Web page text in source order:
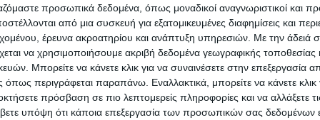
προσωπικά δεδομένα, όπως μοναδικοί αναγνωριστικοί και
από μια συσκευή για εξατομικευμένες διαφημίσεις και
έρευνα ακροατηρίου και ανάπτυξη υπηρεσιών. Με την άδειά
να χρησιμοποιήσουμε ακριβή δεδομένα γεωγραφικής τοποθεσίας
Μπορείτε να κάνετε κλικ για να συναινέσετε στην επεξεργασία
περιγράφεται παραπάνω. Εναλλακτικά, μπορείτε να κάνετε κλικ
πρόσβαση σε πιο λεπτομερείς πληροφορίες και να αλλάξετε
υπόψη ότι κάποια επεξεργασία των προσωπικών σας δεδομένων
ύπνος γίνεται δύσκολος, οι γιατροί μιλάνε μια
τα πάντα σε αύριο.
Το ψυγείο βουίζει αδιάφορα, οι ντομάτες
πίσω από το κομοδίνο κι η ζωή παριστάνει
βόλτες, ψήνει καφέδες, μιλάει για καλοκαίρια –